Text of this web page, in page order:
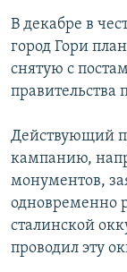
В декабре в
город Гори
снятую с
Действующий
кампанию,
монументов,
одновременно
сталинской
проводил эту